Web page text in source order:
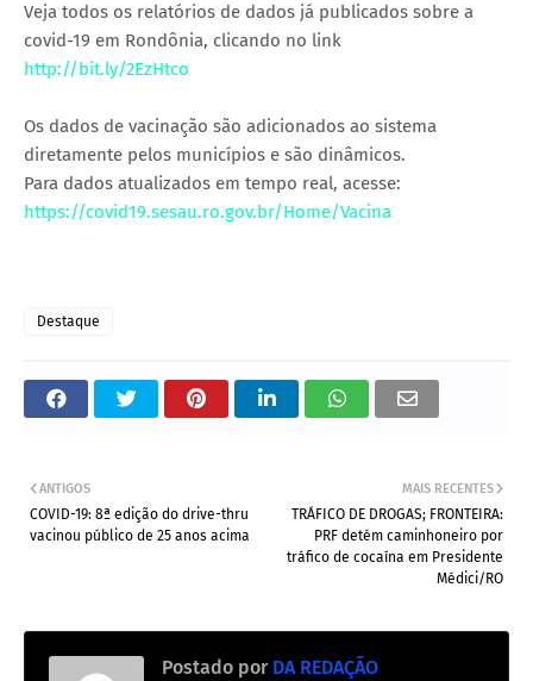
Veja todos os relatórios de dados já publicados sobre a
covid-19 em Rondônia, clicando no link
http://bit.ly/2EzHtco
Os dados de vacinação são adicionados ao sistema
diretamente pelos municípios e são dinâmicos.
Para dados atualizados em tempo real, acesse:
https://covid19.sesau.ro.gov.br/Home/Vacina
Destaque
MAIS RECENTES
TRÁFICO DE DROGAS; FRONTEIRA:
PRF detém caminhoneiro por
tráfico de cocaína em Presidente
Médici/RO
ANTIGOS
COVID-19: 8ª edição do drive-thru
vacinou público de 25 anos acima
Postado por DA REDAÇÃO